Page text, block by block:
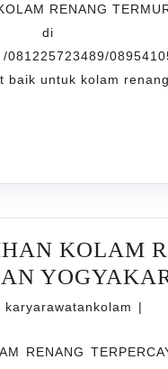
RENANG
081225723489/
baik untuk kolam
KOLAM
karyarawatankolam |
RENANG